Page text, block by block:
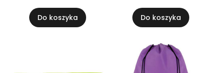
Do koszyka Do koszyka